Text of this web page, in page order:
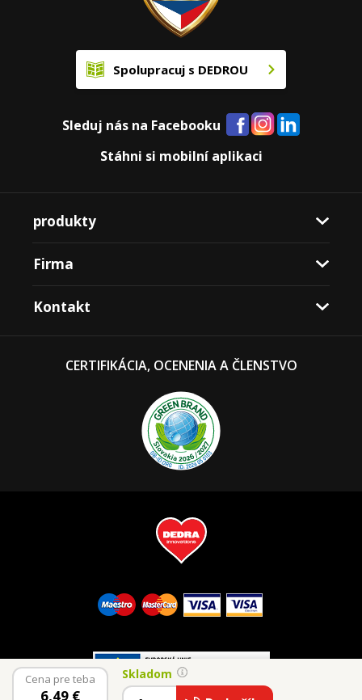
Cena pre teba
6,49 €
Skladom
Spolupracuj s DEDROU
Sleduj nás na Facebooku
Stáhni si mobilní aplikaci
produkty
Firma
Kontakt
CERTIFIKÁCIA, OCENENIA A ČLENSTVO